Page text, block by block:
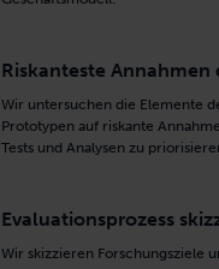
Riskanteste Annahmen
Wir untersuchen die Elemente
Prototypen auf riskante
Tests und Analysen zu
Evaluationsprozess
Wir skizzieren Forschungsziele